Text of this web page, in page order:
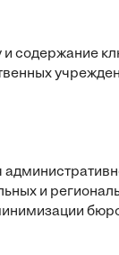
и содержание
и